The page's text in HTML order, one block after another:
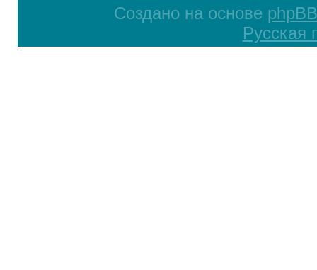
Создано на основе phpBB
Русская